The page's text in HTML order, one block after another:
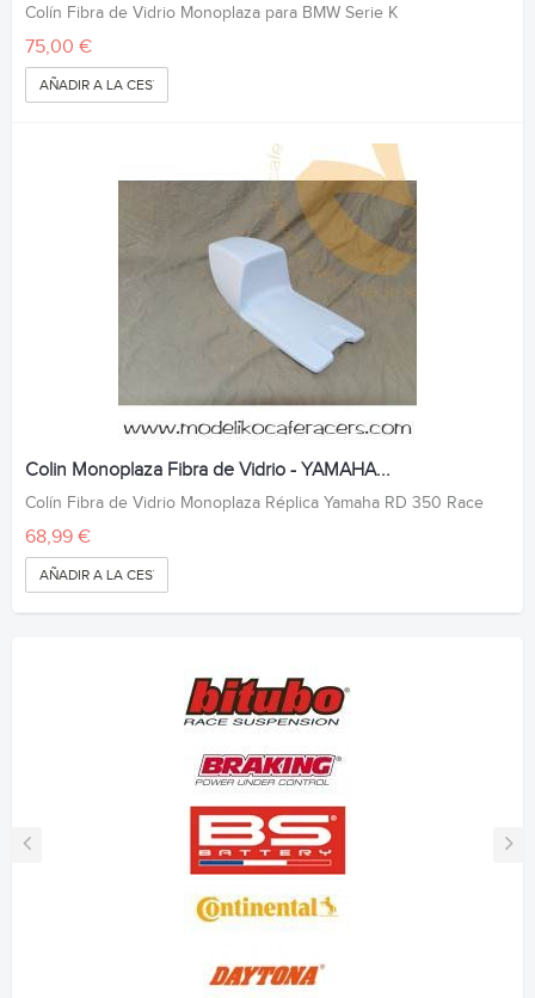
Colín Fibra de Vidrio Monoplaza para BMW Serie K
75,00 €
AÑADIR A LA CESTA
Colin Monoplaza Fibra de Vidrio - YAMAHA...
Colín Fibra de Vidrio Monoplaza Réplica Yamaha RD 350 Race
68,99 €
AÑADIR A LA CESTA